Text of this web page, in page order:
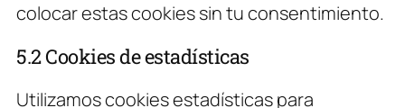
colocar estas cookies sin tu consentimiento.
5.2 Cookies de estadísticas
Utilizamos cookies estadísticas para